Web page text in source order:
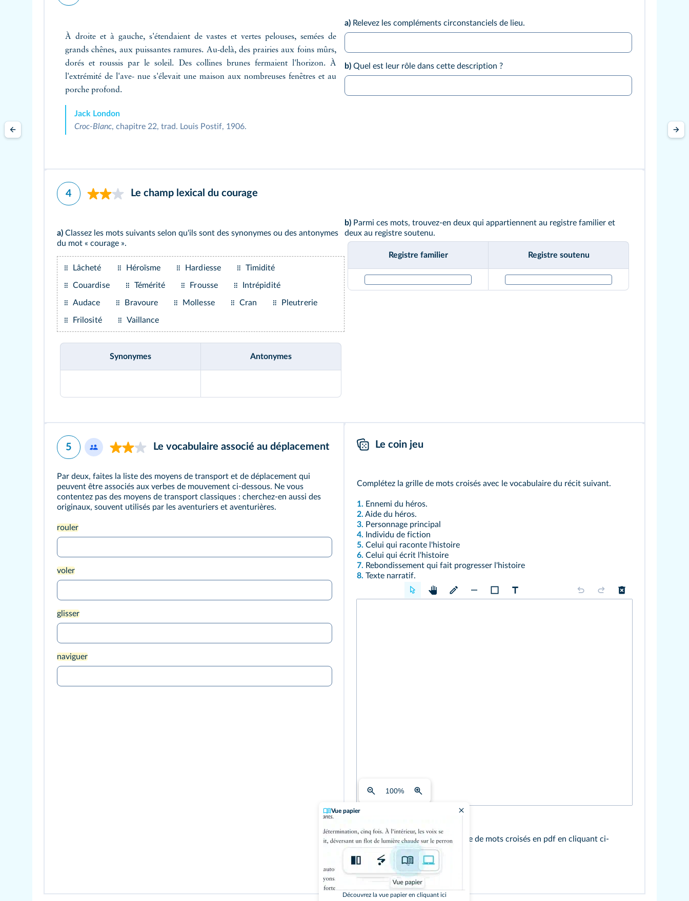
Vue papier
Découvrez la vue papier en cliquant ici
À droite et à gauche, s'étendaient de vastes et vertes pelouses, semées de
grands chênes, aux puissantes ramures. Au-delà, des prairies aux foins mûrs,
dorés et roussis par le soleil. Des collines brunes fermaient l'horizon. À
l'extrémité de l'ave- nue s'élevait une maison aux nombreuses fenêtres et au
porche profond.
Jack London
Croc-Blanc, chapitre 22, trad. Louis Postif, 1906.
a) Relevez les compléments circonstanciels de lieu.
b) Quel est leur rôle dans cette description ?
4 Le champ lexical du courage
a) Classez les mots suivants selon qu'ils sont des synonymes ou des antonymes
du mot « courage ».
Lâcheté Héroïsme Hardiesse Timidité
Couardise Témérité Frousse Intrépidité
Audace Bravoure Mollesse Cran Pleutrerie
Frilosité Vaillance
Synonymes Antonymes
b) Parmi ces mots, trouvez-en deux qui appartiennent au registre familier et
deux au registre soutenu.
Registre familier Registre soutenu
5 Le vocabulaire associé au déplacement
Par deux, faites la liste des moyens de transport et de déplacement qui
peuvent être associés aux verbes de mouvement ci-dessous. Ne vous
contentez pas des moyens de transport classiques : cherchez-en aussi des
originaux, souvent utilisés par les aventuriers et aventurières.
rouler
voler
glisser
naviguer
Le coin jeu
Complétez la grille de mots croisés avec le vocabulaire du récit suivant.
1. Ennemi du héros.
2. Aide du héros.
3. Personnage principal
4. Individu de fiction
5. Celui qui raconte l'histoire
6. Celui qui écrit l'histoire
7. Rebondissement qui fait progresser l'histoire
8. Texte narratif.
100%
Vous pouvez télécharger la grille de mots croisés en pdf en cliquant ci-
dessous.
Accéder au PDF